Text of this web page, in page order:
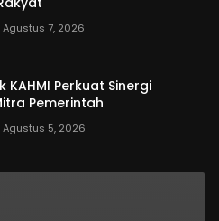
Agustus 7, 2026
KAHMI Perkuat Sinergi
Pemerintah
Agustus 5, 2026